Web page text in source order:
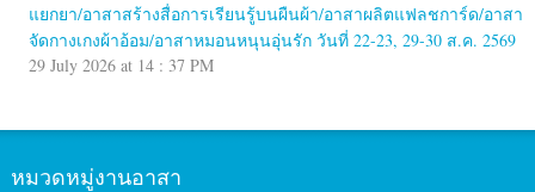
แยกยา/อาสาสร้างสื่อการเรียนรู้บนผืนผ้า/อาสาผลิตแฟลชการ์ด/อาสา
จัดกางเกงผ้าอ้อม/อาสาหมอนหนุนอุ่นรัก วันที่ 22-23, 29-30 ส.ค. 2569
29 July 2026 at 14 : 37 PM
หมวดหมู่งานอาสา